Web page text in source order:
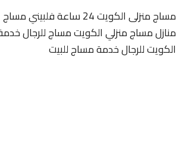
منازل مساج منزلي الكويت مساج للرجال
الكويت للرجال خدمة مساج للبيت